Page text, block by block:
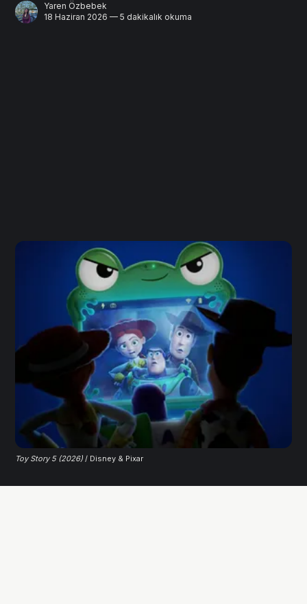
Yaren Özbebek
18 Haziran 2026 — 5 dakikalık okuma
Toy Story 5 (2026)/ Disney & Pixar